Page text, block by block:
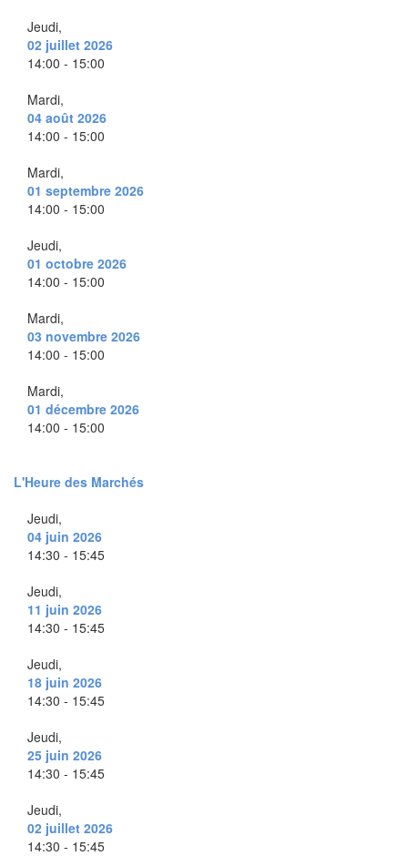
Jeudi,
02 juillet 2026
14:00 - 15:00
Mardi,
04 août 2026
14:00 - 15:00
Mardi,
01 septembre 2026
14:00 - 15:00
Jeudi,
01 octobre 2026
14:00 - 15:00
Mardi,
03 novembre 2026
14:00 - 15:00
Mardi,
01 décembre 2026
14:00 - 15:00
L'Heure des Marchés
Jeudi,
04 juin 2026
14:30 - 15:45
Jeudi,
11 juin 2026
14:30 - 15:45
Jeudi,
18 juin 2026
14:30 - 15:45
Jeudi,
25 juin 2026
14:30 - 15:45
Jeudi,
02 juillet 2026
14:30 - 15:45